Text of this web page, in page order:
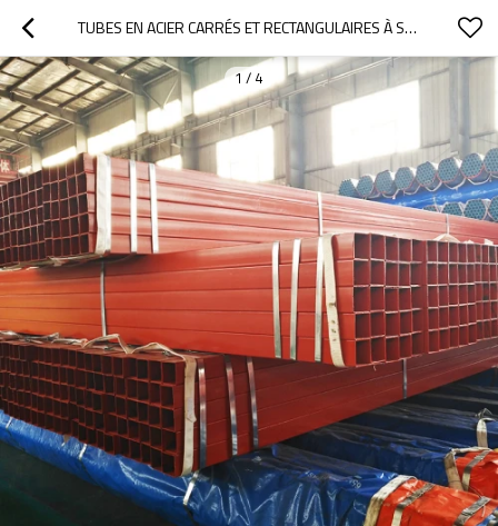
TUBES EN ACIER CARRÉS ET RECTANGULAIRES À SECTION CREUSE ASTM A500
1 / 4